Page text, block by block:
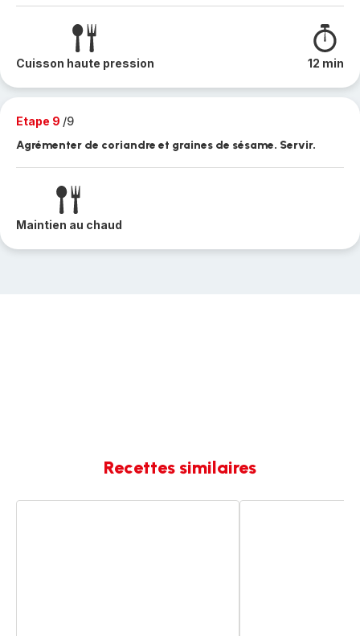
Cuisson haute pression 12 min
Etape 9 /9
Agrémenter de coriandre et graines de sésame. Servir.
Maintien au chaud
Recettes similaires